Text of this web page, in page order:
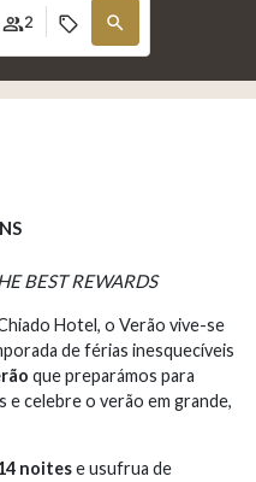
2
BEST REWARDS
Hotel, o Verão vive-se
de férias inesquecíveis
que preparámos para
e celebre o verão em grande,
noitese usufrua de